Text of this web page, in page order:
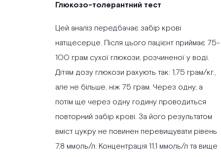
Глюкозо-толерантний тест
Цей аналіз передбачає забір крові
натщесерце. Після цього пацієнт приймає 75-
100 грам сухої глюкози, розчиненої у воді.
Дітям дозу глюкози рахують так: 1,75 грам/кг.,
але не більше, ніж 75 грам. Через одну, а
потім ще через одну годину проводиться
повторний забір крові. За його результатом
вміст цукру не повинен перевищувати рівень
7,8 ммоль/л. Концентрація 11,1 ммоль/л та вище